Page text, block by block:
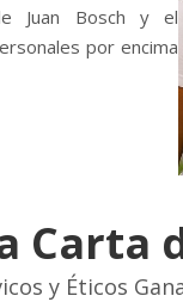
Juan Bosch y el
por encima
Carta
y Éticos